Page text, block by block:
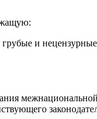
и